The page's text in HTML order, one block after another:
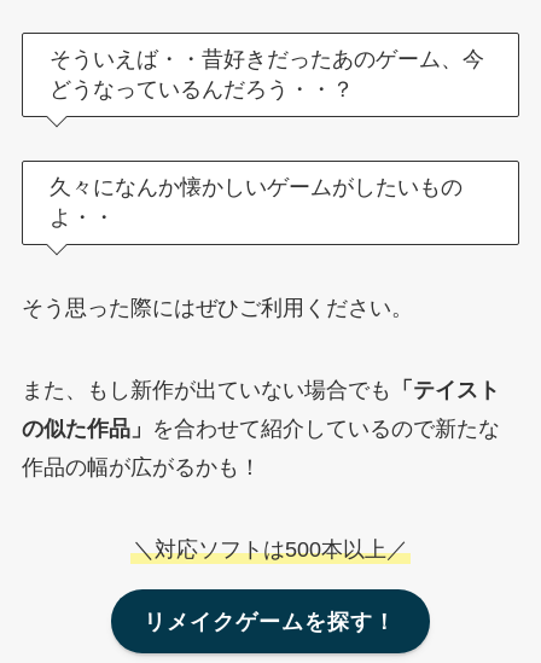
そういえば・・昔好きだったあのゲーム、今
どうなっているんだろう・・？
久々になんか懐かしいゲームがしたいもの
よ・・
そう思った際にはぜひご利用ください。
また、もし新作が出ていない場合でも
「テイスト
の似た作品」 を合わせて紹介しているので新たな
作品の幅が広がるかも！
＼対応ソフトは500本以上／
リメイクゲームを探す！